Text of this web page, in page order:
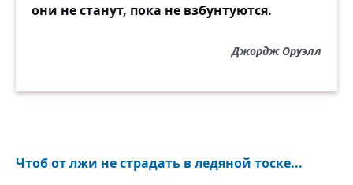
они не станут, пока не взбунтуются.
Джордж Оруэлл
Чтоб от лжи не страдать в ледяной тоске...